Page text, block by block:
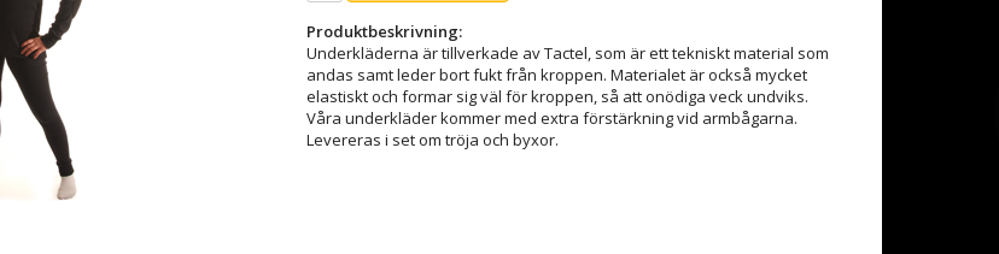
Produktbeskrivning:
Underkläderna är tillverkade av Tactel, som är ett tekniskt material som
andas samt leder bort fukt från kroppen. Materialet är också mycket
elastiskt och formar sig väl för kroppen, så att onödiga veck undviks.
Våra underkläder kommer med extra förstärkning vid armbågarna.
Levereras i set om tröja och byxor.